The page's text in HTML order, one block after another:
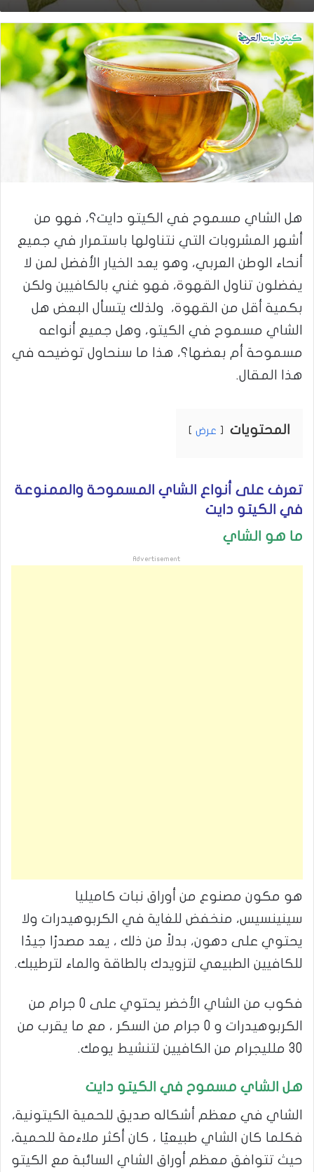
هل الشاي مسموح في الكيتو دايت؟، فهو من
أشهر المشروبات التي نتناولها باستمرار في جميع
أنحاء الوطن العربي، وهو يعد الخيار الأفضل لمن لا
يفضلون تناول القهوة، فهو غني بالكافيين ولكن
بكمية أقل من القهوة، ولذلك يتسأل البعض هل
الشاي مسموح في الكيتو، وهل جميع أنواعه
مسموحة أم بعضها؟، هذا ما سنحاول توضيحه في
هذا المقال.
المحتويات عرض
تعرف على أنواع الشاي المسموحة والممنوعة
في الكيتو دايت
ما هو الشاي
Advertisement
هو مكون مصنوع من أوراق نبات كاميليا
سينينسيس، منخفض للغاية في الكربوهيدرات ولا
يحتوي على دهون، بدلاً من ذلك ، يعد مصدرًا جيدًا
للكافيين الطبيعي لتزويدك بالطاقة والماء لترطيبك.
فكوب من الشاي الأخضر يحتوي على 0 جرام من
الكربوهيدرات و 0 جرام من السكر ، مع ما يقرب من
30 ملليجرام من الكافيين لتنشيط يومك.
هل الشاي مسموح في الكيتو دايت
الشاي في معظم أشكاله صديق للحمية الكيتونية،
فكلما كان الشاي طبيعيًا ، كان أكثر ملاءمة للحمية،
حيث تتوافق معظم أوراق الشاي السائبة مع الكيتو